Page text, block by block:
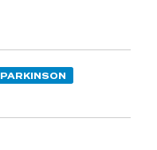
PARKINSON